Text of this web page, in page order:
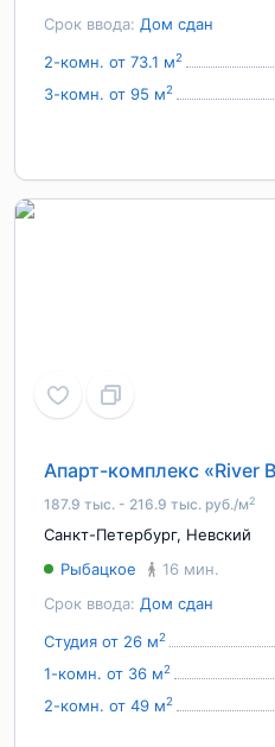
Срок ввода: Дом сдан
2-комн. от 73.1 м2
3-комн. от 95 м2
Апарт-комплекс «River
187.9 тыс. - 216.9 тыс. руб./м2
Санкт-Петербург, Невский
Срок ввода: Дом сдан
Рыбацкое 16 мин.
Студия от 26 м2
1-комн. от 36 м2
2-комн. от 49 м2